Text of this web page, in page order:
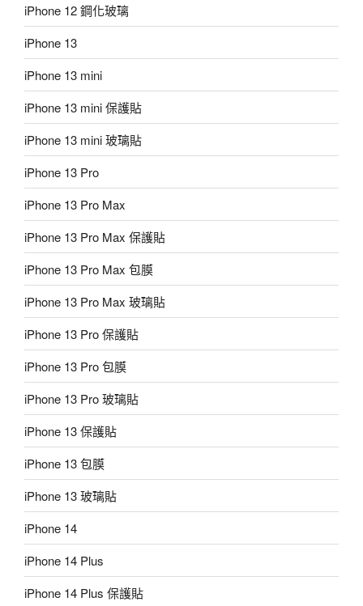
iPhone 12 鋼化玻璃
iPhone 13
iPhone 13 mini
iPhone 13 mini 保護貼
iPhone 13 mini 玻璃貼
iPhone 13 Pro
iPhone 13 Pro Max
iPhone 13 Pro Max 保護貼
iPhone 13 Pro Max 包膜
iPhone 13 Pro Max 玻璃貼
iPhone 13 Pro 保護貼
iPhone 13 Pro 包膜
iPhone 13 Pro 玻璃貼
iPhone 13 保護貼
iPhone 13 包膜
iPhone 13 玻璃貼
iPhone 14
iPhone 14 Plus
iPhone 14 Plus 保護貼